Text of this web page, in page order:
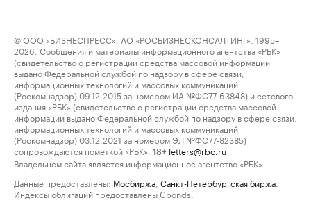
© ООО «БИЗНЕСПРЕСС», АО «РОСБИЗНЕСКОНСАЛТИНГ», 1995–
2026. Сообщения и материалы информационного агентства «РБК»
(свидетельство о регистрации средства массовой информации
выдано Федеральной службой по надзору в сфере связи,
информационных технологий и массовых коммуникаций
(Роскомнадзор) 09.12.2015 за номером ИА №ФС77-63848) и сетевого
издания «РБК» (свидетельство о регистрации средства массовой
информации выдано Федеральной службой по надзору в сфере связи,
информационных технологий и массовых коммуникаций
(Роскомнадзор) 03.12.2021 за номером ЭЛ №ФС77-82385)
сопровождаются пометкой «РБК».
18+ letters@rbc.ru
Владельцем сайта является информационное агентство «РБК».
Данные предоставлены: Мосбиржа Санкт-Петербургская биржа
Индексы облигаций предоставлены Cbonds.